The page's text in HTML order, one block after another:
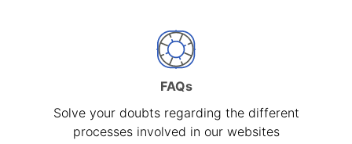
FAQs
Solve your doubts regarding the different
processes involved in our websites